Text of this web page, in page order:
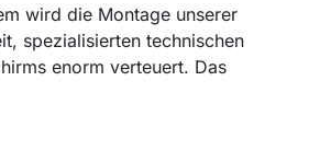
wird die Montage unserer
spezialisierten technischen
enorm verteuert. Das